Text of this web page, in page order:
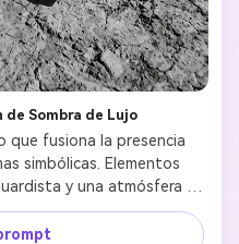
Sombra de Lujo
fusiona la presencia
simbólicas. Elementos
y una atmósfera
de postura contenida y